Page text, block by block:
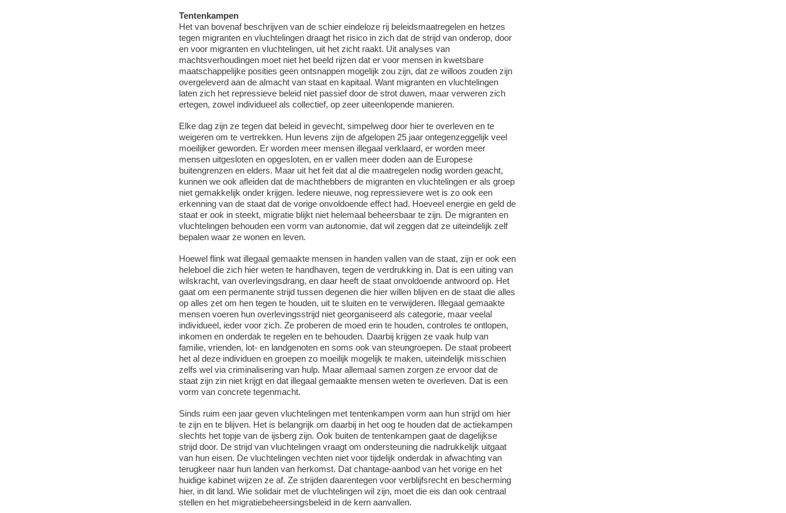
Tentenkampen
Het van bovenaf beschrijven van de schier eindeloze rij beleidsmaatregelen en hetzes
tegen migranten en vluchtelingen draagt het risico in zich dat de strijd van onderop, door
en voor migranten en vluchtelingen, uit het zicht raakt. Uit analyses van
machtsverhoudingen moet niet het beeld rijzen dat er voor mensen in kwetsbare
maatschappelijke posities geen ontsnappen mogelijk zou zijn, dat ze willoos zouden zijn
overgeleverd aan de almacht van staat en kapitaal. Want migranten en vluchtelingen
laten zich het repressieve beleid niet passief door de strot duwen, maar verweren zich
ertegen, zowel individueel als collectief, op zeer uiteenlopende manieren.
Elke dag zijn ze tegen dat beleid in gevecht, simpelweg door hier te overleven en te
weigeren om te vertrekken. Hun levens zijn de afgelopen 25 jaar ontegenzeggelijk veel
moeilijker geworden. Er worden meer mensen illegaal verklaard, er worden meer
mensen uitgesloten en opgesloten, en er vallen meer doden aan de Europese
buitengrenzen en elders. Maar uit het feit dat al die maatregelen nodig worden geacht,
kunnen we ook afleiden dat de machthebbers de migranten en vluchtelingen er als groep
niet gemakkelijk onder krijgen. Iedere nieuwe, nog repressievere wet is zo ook een
erkenning van de staat dat de vorige onvoldoende effect had. Hoeveel energie en geld de
staat er ook in steekt, migratie blijkt niet helemaal beheersbaar te zijn. De migranten en
vluchtelingen behouden een vorm van autonomie, dat wil zeggen dat ze uiteindelijk zelf
bepalen waar ze wonen en leven.
Hoewel flink wat illegaal gemaakte mensen in handen vallen van de staat, zijn er ook een
heleboel die zich hier weten te handhaven, tegen de verdrukking in. Dat is een uiting van
wilskracht, van overlevingsdrang, en daar heeft de staat onvoldoende antwoord op. Het
gaat om een permanente strijd tussen degenen die hier willen blijven en de staat die alles
op alles zet om hen tegen te houden, uit te sluiten en te verwijderen. Illegaal gemaakte
mensen voeren hun overlevingsstrijd niet georganiseerd als categorie, maar veelal
individueel, ieder voor zich. Ze proberen de moed erin te houden, controles te ontlopen,
inkomen en onderdak te regelen en te behouden. Daarbij krijgen ze vaak hulp van
familie, vrienden, lot- en landgenoten en soms ook van steungroepen. De staat probeert
het al deze individuen en groepen zo moeilijk mogelijk te maken, uiteindelijk misschien
zelfs wel via criminalisering van hulp. Maar allemaal samen zorgen ze ervoor dat de
staat zijn zin niet krijgt en dat illegaal gemaakte mensen weten te overleven. Dat is een
vorm van concrete tegenmacht.
Sinds ruim een jaar geven vluchtelingen met tentenkampen vorm aan hun strijd om hier
te zijn en te blijven. Het is belangrijk om daarbij in het oog te houden dat de actiekampen
slechts het topje van de ijsberg zijn. Ook buiten de tentenkampen gaat de dagelijkse
strijd door. De strijd van vluchtelingen vraagt om ondersteuning die nadrukkelijk uitgaat
van hun eisen. De vluchtelingen vechten niet voor tijdelijk onderdak in afwachting van
terugkeer naar hun landen van herkomst. Dat chantage-aanbod van het vorige en het
huidige kabinet wijzen ze af. Ze strijden daarentegen voor verblijfsrecht en bescherming
hier, in dit land. Wie solidair met de vluchtelingen wil zijn, moet die eis dan ook centraal
stellen en het migratiebeheersingsbeleid in de kern aanvallen.